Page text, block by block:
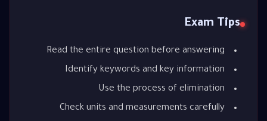
Exam Tips
Read the entire question before answering
Identify keywords and key information
Use the process of elimination
Check units and measurements carefully